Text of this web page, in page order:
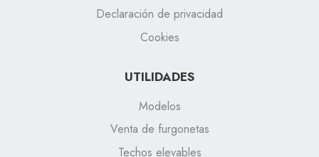
Declaración de privacidad
Cookies
UTILIDADES
Modelos
Venta de furgonetas
Techos elevables